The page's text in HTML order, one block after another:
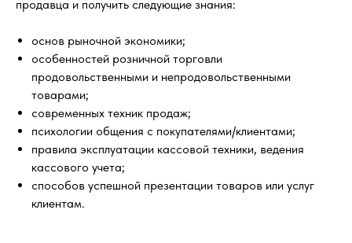
продавца и получить следующие знания:
основ рыночной экономики;
особенностей розничной торговли
продовольственными и непродовольственными
товарами;
современных техник продаж;
психологии общения с покупателями/клиентами;
правила эксплуатации кассовой техники, ведения
кассового учета;
способов успешной презентации товаров или услуг
клиентам.